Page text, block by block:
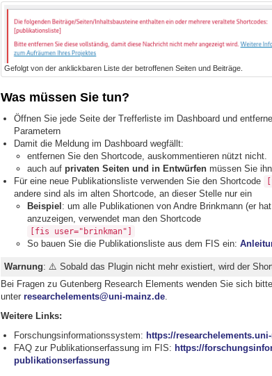
Gefolgt von der anklickbaren Liste der betroffenen Seiten und Beiträge.
Was müssen Sie tun?
Öffnen Sie jede Seite der Trefferliste im Dashboard und
Parametern
Damit die Meldung im Dashboard wegfällt:
entfernen Sie den Shortcode, auskommentieren nützt nicht.
auch auf privaten Seiten und in Entwürfenmüssen Sie ihn
Für eine neue Publikationsliste verwenden Sie den Shortcode
andere sind als im alten Shortcode, an dieser Stelle nur ein
Beispiel: um alle Publikationen von Andre Brinkmann (er
anzuzeigen, verwendet man den Shortcode
[fis user="brinkman"]
So bauen Sie die Publikationsliste aus dem FIS ein:
Warnung: ⚠️ Sobald das Plugin nicht mehr existiert, wird der
Bei Fragen zu Gutenberg Research Elements wenden Sie sich
unter researchelements@uni-mainz.de.
Weitere Links:
Forschungsinformationssystem: https://
FAQ zur Publikationserfassung im FIS: https://
publikationserfassung